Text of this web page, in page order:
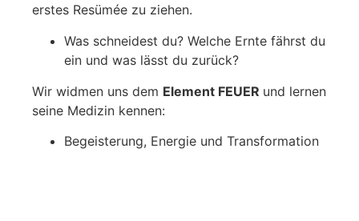
erstes Resümée zu ziehen.
Was schneidest du? Welche Ernte fährst du
ein und was lässt du zurück?
Wir widmen uns dem Element FEUER und lernen
seine Medizin kennen:
Begeisterung, Energie und Transformation